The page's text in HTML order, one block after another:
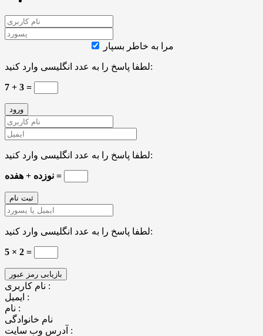
مرا به خاطر بسپار
لطفا پاسخ را به عدد انگلیسی وارد کنید:
7 + 3 =
لطفا پاسخ را به عدد انگلیسی وارد کنید:
نوزده + هفده =
لطفا پاسخ را به عدد انگلیسی وارد کنید:
5 × 2 =
نام کاربری :
ایمیل :
نام :
نام خانوادگی
آدرس وب سایت :